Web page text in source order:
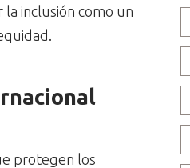
inclusión como un
protegen los